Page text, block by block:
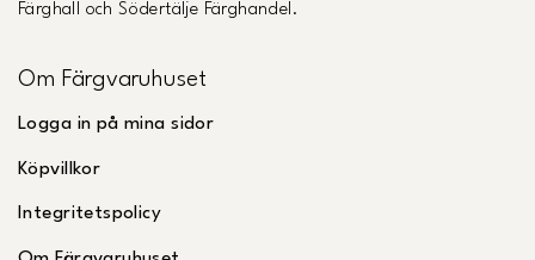
Färghall och Södertälje Färghandel.
Om Färgvaruhuset
Logga in på mina sidor
Köpvillkor
Integritetspolicy